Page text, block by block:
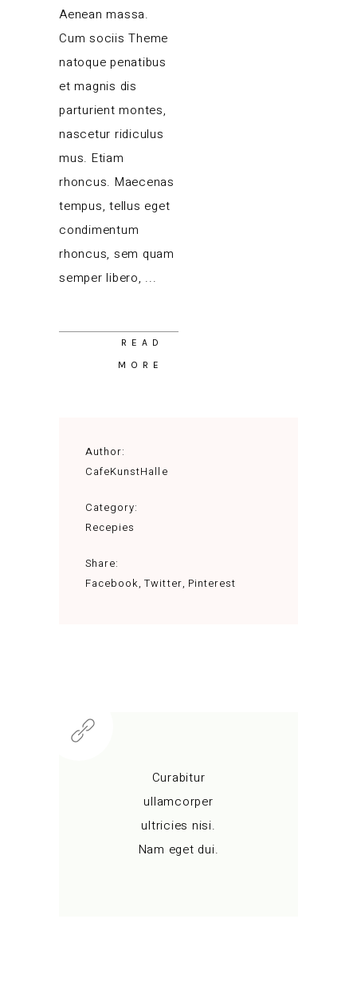
Aenean massa.
Cum sociis Theme
natoque penatibus
et magnis dis
parturient montes,
nascetur ridiculus
mus. Etiam
rhoncus. Maecenas
tempus, tellus eget
condimentum
rhoncus, sem quam
semper libero,
READ
MORE
Author:
CafeKunstHalle
Category:
Recepies
Share:
Facebook Twitter Pinterest
Curabitur
ullamcorper
ultricies nisi.
Nam eget dui.